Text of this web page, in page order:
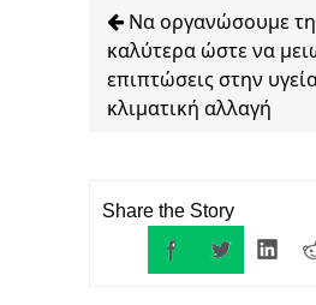
Να οργανώσουμε
καλύτερα ώστε να
επιπτώσεις στην
κλιματική αλλαγή
Share the Story